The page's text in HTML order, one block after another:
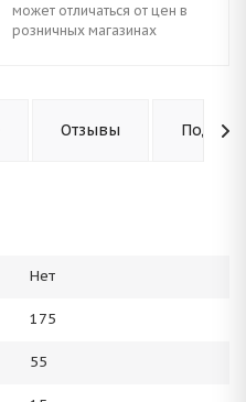
может отличаться от цен в
розничных магазинах
Отзывы
Нет
175
55